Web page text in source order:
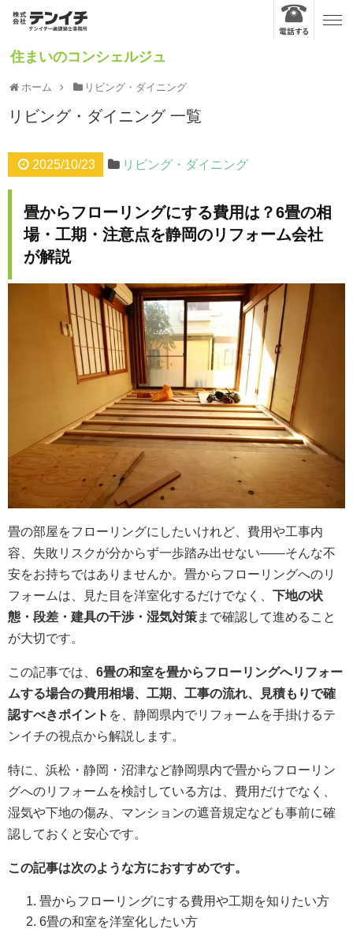
住まいのコンシェルジュ
ホーム リビング・ダイニング
リビング・ダイニング 一覧
2025/10/23 リビング・ダイニング
畳からフローリングにする費用は？6畳の相
場・工期・注意点を静岡のリフォーム会社
が解説
畳の部屋をフローリングにしたいけれど、費用や工事内
容、失敗リスクが分からず一歩踏み出せない――そんな不
安をお持ちではありませんか。畳からフローリングへのリ
フォームは、見た目を洋室化するだけでなく、 下地の状
態・段差・建具の干渉・湿気対策まで確認して進めること
が大切です。
この記事では、 6畳の和室を畳からフローリングへリフォー
ムする場合の費用相場、工期、工事の流れ、見積もりで確
認すべきポイント を、静岡県内でリフォームを手掛けるテ
ンイチの視点から解説します。
特に、浜松・静岡・沼津など静岡県内で畳からフローリン
グへのリフォームを検討している方は、費用だけでなく、
湿気や下地の傷み、マンションの遮音規定なども事前に確
認しておくと安心です。
この記事は次のような方におすすめです。
畳からフローリングにする費用や工期を知りたい方
6畳の和室を洋室化したい方